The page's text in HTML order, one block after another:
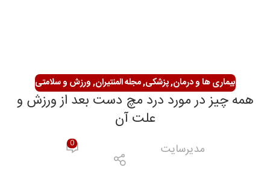
بیماری ها و درمان,پزشکی,مجله المنتیران,ورزش و سلامتی
همه چیز در مورد درد مچ دست بعد از ورزش و
علت آن
مدیرسایت 0